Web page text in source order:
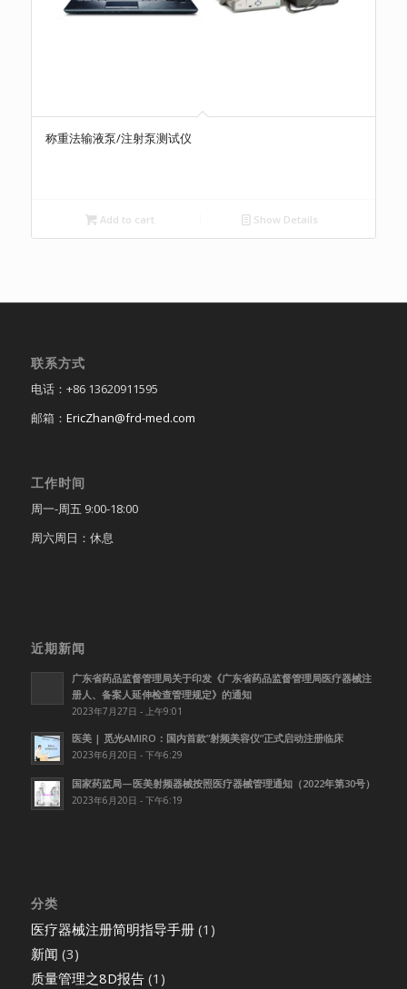
称重法输液泵/注射泵测试仪
Add to cart Show Details
联系方式
电话：+86 13620911595
邮箱： EricZhan@frd-med.com
工作时间
周一-周五 9:00-18:00
周六周日：休息
近期新闻
广东省药品监督管理局关于印发《广东省药品监督管理局医疗器械注
册人、备案人延伸检查管理规定》的通知
2023年7月27日 - 上午9:01
医美 | 觅光AMIRO：国内首款”射频美容仪”正式启动注册临床
2023年6月20日 - 下午6:29
国家药监局—医美射频器械按照医疗器械管理通知（2022年第30号）
2023年6月20日 - 下午6:19
分类
医疗器械注册简明指导手册(1)
新闻 (3)
质量管理之8D报告(1)